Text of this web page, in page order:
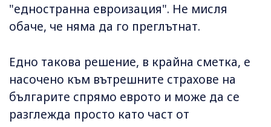
"едностранна евроизация". Не мисля
обаче, че няма да го преглътнат.
Едно такова решение, в крайна сметка, е
насочено към вътрешните страхове на
българите спрямо еврото и може да се
разглежда просто като част от